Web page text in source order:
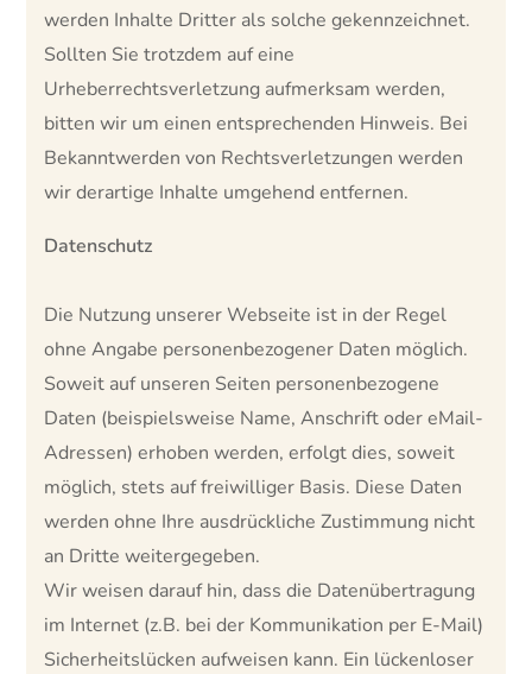
werden Inhalte Dritter als solche gekennzeichnet.
Sollten Sie trotzdem auf eine
Urheberrechtsverletzung aufmerksam werden,
bitten wir um einen entsprechenden Hinweis. Bei
Bekanntwerden von Rechtsverletzungen werden
wir derartige Inhalte umgehend entfernen.
Datenschutz
Die Nutzung unserer Webseite ist in der Regel
ohne Angabe personenbezogener Daten möglich.
Soweit auf unseren Seiten personenbezogene
Daten (beispielsweise Name, Anschrift oder eMail-
Adressen) erhoben werden, erfolgt dies, soweit
möglich, stets auf freiwilliger Basis. Diese Daten
werden ohne Ihre ausdrückliche Zustimmung nicht
an Dritte weitergegeben.
Wir weisen darauf hin, dass die Datenübertragung
im Internet (z.B. bei der Kommunikation per E-Mail)
Sicherheitslücken aufweisen kann. Ein lückenloser